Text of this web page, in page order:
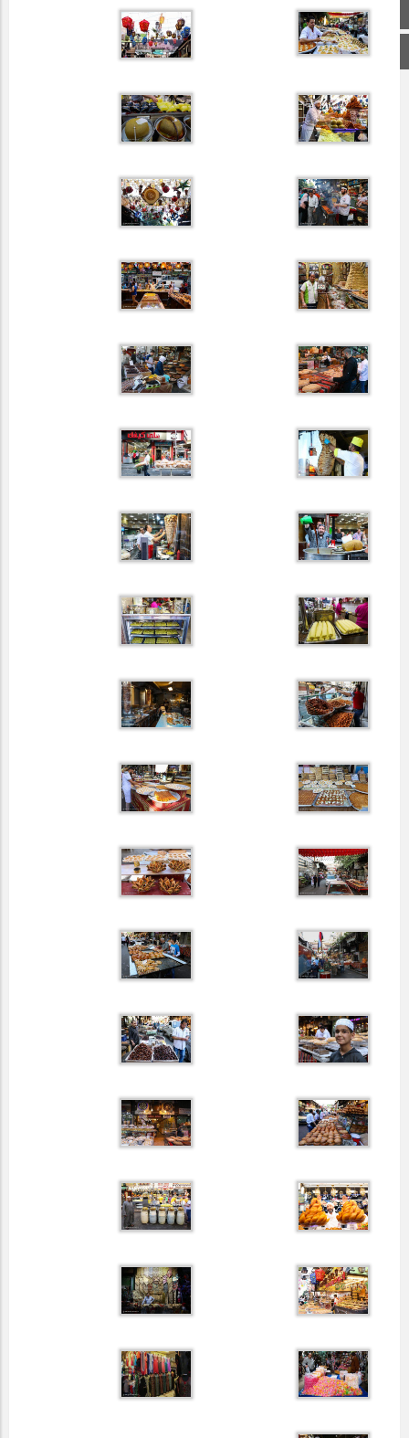
صفحه اصلی
اینستاگرام